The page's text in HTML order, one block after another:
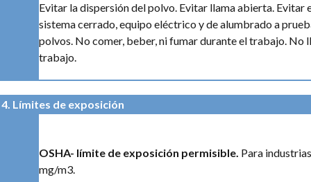
Evitar la dispersión del polvo. Evitar llama abierta. Evitar
sistema cerrado, equipo eléctrico y de alumbrado a
polvos. No comer, beber, ni fumar durante el trabajo. No
trabajo.
4. Límites de exposición
OSHA- límite de exposición permisible. Para
mg/m3.